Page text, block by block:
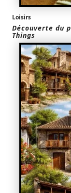
Loisirs
Découverte du
Things